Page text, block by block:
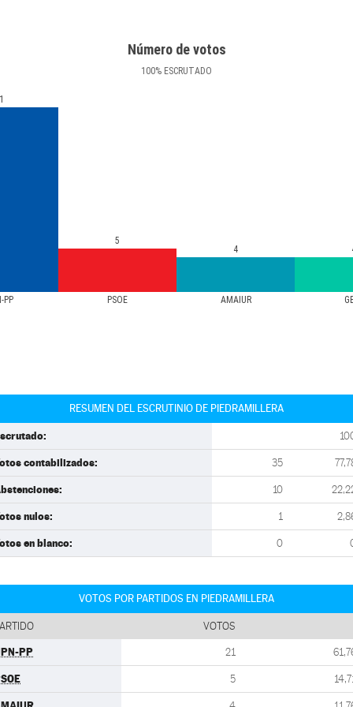
Número de votos
100% ESCRUTADO
PP PSOE AMAIUR
5
4
RESUMEN DEL ESCRUTINIO DE PIEDRAMILLERA
contabilizados: 35
10
nulos: 1
en blanco: 0
VOTOS POR PARTIDOS EN PIEDRAMILLERA
VOTOS
PP 21
5